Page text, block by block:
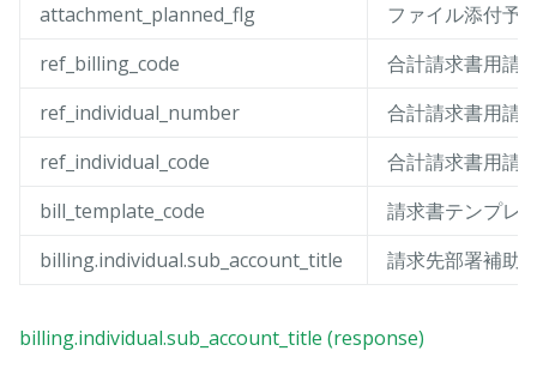
attachment_planned_flg
ファイル添付予
ref_billing_code
合計請求書用請
ref_individual_number
合計請求書用請
ref_individual_code
合計請求書用請
bill_template_code
請求書テンプレ
billing.individual.sub_account_title
請求先部署補助
billing.individual.sub_account_title (response)